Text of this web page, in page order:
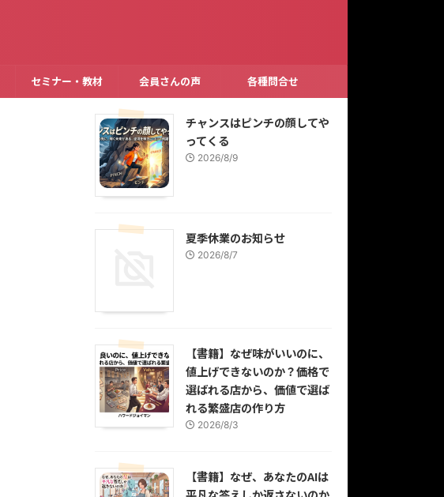
セミナー・教材 会員さんの声 各種問合せ
チャンスはピンチの顔してや
ってくる
2026/8/9
夏季休業のお知らせ
2026/8/7
【書籍】なぜ味がいいのに、
値上げできないのか？価格で
選ばれる店から、価値で選ば
れる繁盛店の作り方
2026/8/3
【書籍】なぜ、あなたのAIは